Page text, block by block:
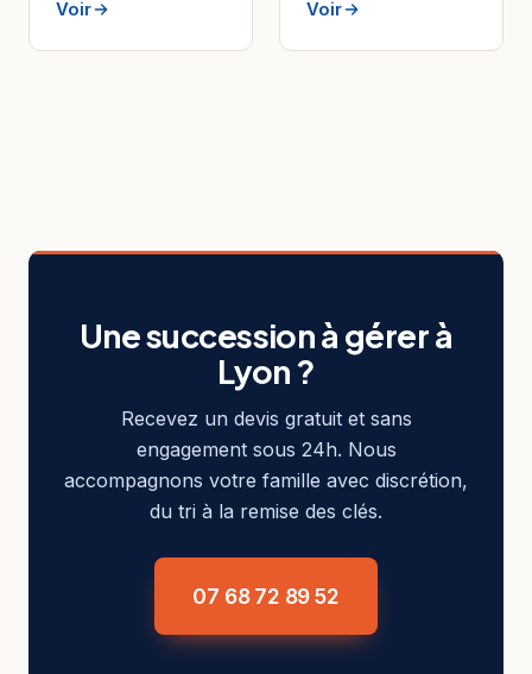
Voir Voir
Une succession à gérer à
Lyon ?
Recevez un devis gratuit et sans
engagement sous 24h. Nous
accompagnons votre famille avec discrétion,
du tri à la remise des clés.
07 68 72 89 52